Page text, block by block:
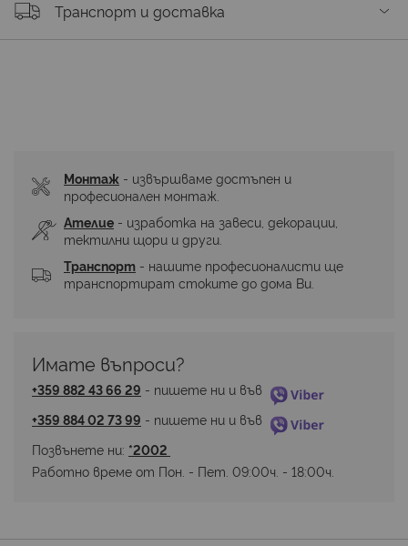
Транспорт и доставка
Монтаж - извършваме достъпен и
професионален монтаж.
Ателие - изработка на завеси, декорации,
тектилни щори и други.
Транспорт - нашите професионалисти ще
транспортират стоките до дома Ви.
Имате въпроси?
+359 882 43 66 29 - пишете ни и във
+359 884 02 73 99 - пишете ни и във
Позвънете ни: *2002
Работно време от Пон. - Пет. 09:00ч. - 18:00ч.